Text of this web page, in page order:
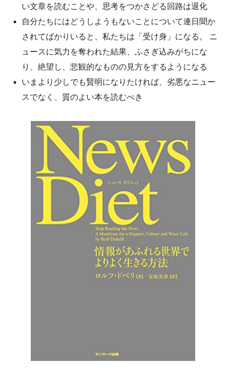
い文章を読むことや、思考をつかさどる回路は退化
自分たちにはどうしようもないことについて連日聞か
されてばかりいると、私たちは「受け身」になる。 ニ
ュースに気力を奪われた結果、ふさぎ込みがちにな
り、絶望し、悲観的なものの見方をするようになる
いまより少しでも賢明になりたければ、劣悪なニュー
スでなく、質のよい本を読むべき